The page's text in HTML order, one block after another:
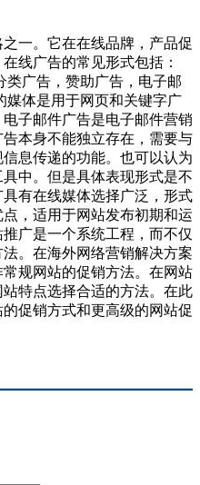
一。它在在线品牌，产品促
线广告的常见形式包括：
广告，赞助广告，电子邮
媒体是用于网页和关键字广
子邮件广告是电子邮件营销
本身不能独立存在，需要与
息传递的功能。也可以认为
中。但是具体表现形式是不
有在线媒体选择广泛，形式
，适用于网站发布初期和运
广是一个系统工程，而不仅
。在海外网络营销解决方案
规网站的促销方法。在网站
特点选择合适的方法。在此
促销方式和更高级的网站促